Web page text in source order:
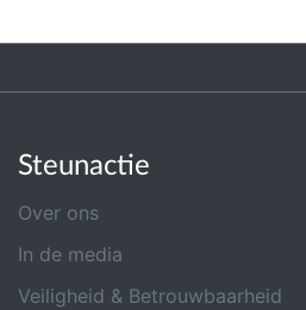
Steunactie
Over ons
In de media
Veiligheid & Betrouwbaarheid